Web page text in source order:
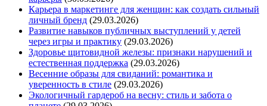
Карьера в маркетинге для женщин: как создать сильный
личный бренд (29.03.2026)
Развитие навыков публичных выступлений у детей
через игры и практику (29.03.2026)
Здоровье щитовидной железы: признаки нарушений и
естественная поддержка (29.03.2026)
Весенние образы для свиданий: романтика и
уверенность в стиле (29.03.2026)
Экологичный гардероб на весну: стиль и забота о